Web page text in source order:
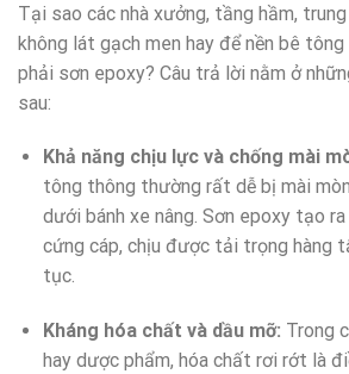
Tại sao các nhà xưởng, tầng hầm,
không lát gạch men hay để nền bê
phải sơn epoxy? Câu trả lời nằm ở
sau:
Khả năng chịu lực và chống mài
tông thông thường rất dễ bị mài
dưới bánh xe nâng. Sơn epoxy tạo
cứng cáp, chịu được tải trọng hàng
tục.
Kháng hóa chất và dầu mỡ: Trong
hay dược phẩm, hóa chất rơi rớt là